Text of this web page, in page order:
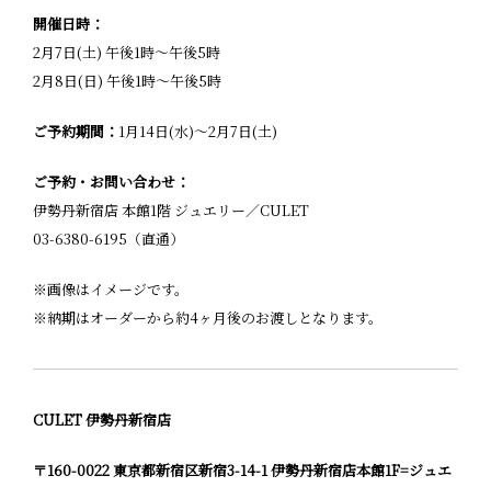
開催日時：
2月7日(土) 午後1時～午後5時
2月8日(日) 午後1時～午後5時
ご予約期間： 1月14日(水)～2月7日(土)
ご予約・お問い合わせ：
伊勢丹新宿店 本館1階 ジュエリー／CULET
03-6380-6195（直通）
※画像はイメージです。
※納期はオーダーから約4ヶ月後のお渡しとなります。
CULET 伊勢丹新宿店
〒160-0022 東京都新宿区新宿3-14-1 伊勢丹新宿店本館1F=ジュエ